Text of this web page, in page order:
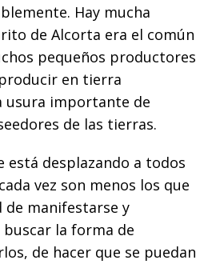
Hay mucha
de Alcorta era el común
pequeños productores
en tierra
usura importante de
de las tierras.
está desplazando a todos
vez son menos los que
manifestarse y
buscar la forma de
de hacer que se puedan